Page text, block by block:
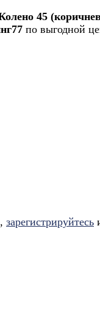
45
по выгодной
зарегистрируйтесь